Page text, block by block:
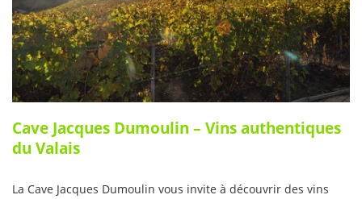
Cave Jacques Dumoulin – Vins authentiques
du Valais
La Cave Jacques Dumoulin vous invite à découvrir des vins